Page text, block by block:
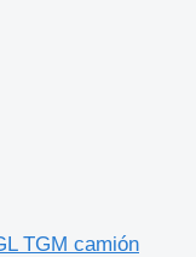
TGM camión